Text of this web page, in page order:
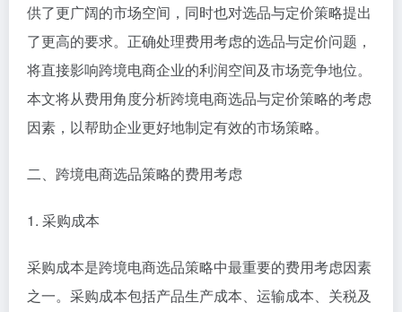
供了更广阔的市场空间，同时也对选品与定价策略提出
了更高的要求。正确处理费用考虑的选品与定价问题，
将直接影响跨境电商企业的利润空间及市场竞争地位。
本文将从费用角度分析跨境电商选品与定价策略的考虑
因素，以帮助企业更好地制定有效的市场策略。
二、跨境电商选品策略的费用考虑
1. 采购成本
采购成本是跨境电商选品策略中最重要的费用考虑因素
之一。采购成本包括产品生产成本、运输成本、关税及